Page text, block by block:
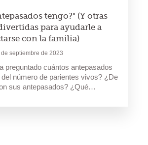
tengo?" (Y otras
para ayudarle a
con la familia)
de septiembre de 2023
preguntado cuántos antepasados
número de parientes vivos? ¿De
sus antepasados? ¿Qué…